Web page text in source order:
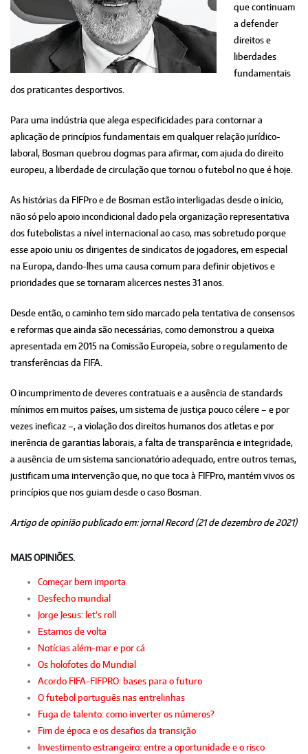
que continuam
a defender
direitos e
liberdades
fundamentais
dos praticantes desportivos.
Para uma indústria que alega especificidades para contornar a
aplicação de princípios fundamentais em qualquer relação jurídico-
laboral, Bosman quebrou dogmas para afirmar, com ajuda do direito
europeu, a liberdade de circulação que tornou o futebol no que é hoje.
As histórias da FIFPro e de Bosman estão interligadas desde o início,
não só pelo apoio incondicional dado pela organização representativa
dos futebolistas a nível internacional ao caso, mas sobretudo porque
esse apoio uniu os dirigentes de sindicatos de jogadores, em especial
na Europa, dando-lhes uma causa comum para definir objetivos e
prioridades que se tornaram alicerces nestes 31 anos.
Desde então, o caminho tem sido marcado pela tentativa de consensos
e reformas que ainda são necessárias, como demonstrou a queixa
apresentada em 2015 na Comissão Europeia, sobre o regulamento de
transferências da FIFA.
O incumprimento de deveres contratuais e a ausência de standards
mínimos em muitos países, um sistema de justiça pouco célere – e por
vezes ineficaz –, a violação dos direitos humanos dos atletas e por
inerência de garantias laborais, a falta de transparência e integridade,
a ausência de um sistema sancionatório adequado, entre outros temas,
justificam uma intervenção que, no que toca à FIFPro, mantém vivos os
princípios que nos guiam desde o caso Bosman.
Artigo de opinião publicado em: jornal Record (21 de dezembro de 2021)
MAIS OPINIÕES.
Começar bem importa
Desfecho mundial
Jorge Jesus: let's roll
Estamos de volta
Notícias além-mar e por cá
Os holofotes do Mundial
Acordo FIFA-FIFPRO: bases para o futuro
O futebol português nas entrelinhas
Fuga de talento: como inverter os números?
Fim de época e os desafios da transição
Investimento estrangeiro: entre a oportunidade e o risco